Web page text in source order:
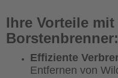
Ihre Vorteile mit
Borstenbrenner:
Effiziente
Entfernen von